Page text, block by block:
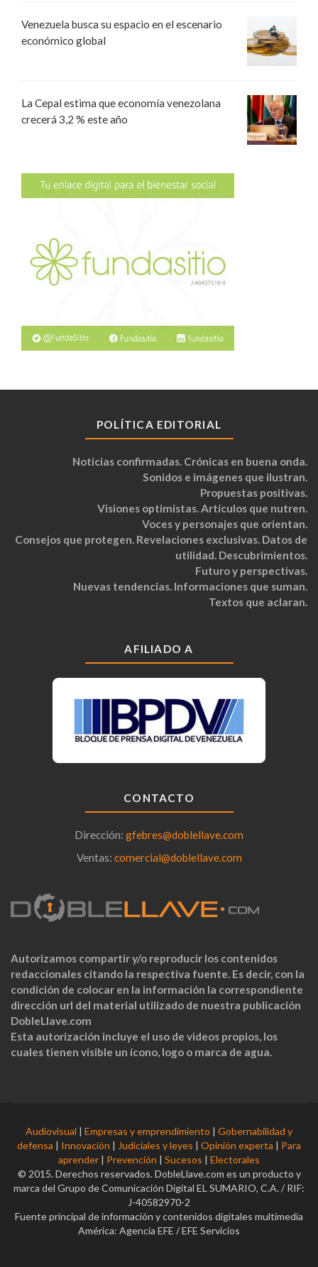
Venezuela busca su espacio en el escenario
económico global
La Cepal estima que economía venezolana
crecerá 3,2 % este año
POLÍTICA EDITORIAL
Noticias confirmadas. Crónicas en buena onda.
Sonidos e imágenes que ilustran.
Propuestas positivas.
Visiones optimistas. Artículos que nutren.
Voces y personajes que orientan.
Consejos que protegen. Revelaciones exclusivas. Datos de
utilidad. Descubrimientos.
Futuro y perspectivas.
Nuevas tendencias. Informaciones que suman.
Textos que aclaran.
AFILIADO A
CONTACTO
Dirección: gfebres@doblellave.com
Ventas: comercial@doblellave.com
Autorizamos compartir y/o reproducir los contenidos
redaccionales citando la respectiva fuente. Es decir, con la
condición de colocar en la información la correspondiente
dirección url del material utilizado de nuestra publicación
DobleLlave.com
Esta autorización incluye el uso de videos propios, los
cuales tienen visible un ícono, logo o marca de agua.
Audiovisual | Empresas y emprendimiento | Gobernabilidad y
defensa | Innovación | Judiciales y leyes | Opinión experta | Para
aprender | Prevención | Sucesos | Electorales
© 2015. Derechos reservados. DobleLlave.com es un producto y
marca del Grupo de Comunicación Digital EL SUMARIO, C.A. / RIF:
J-40582970-2
Fuente principal de información y contenidos digitales multimedia
América: Agencia EFE / EFE Servicios